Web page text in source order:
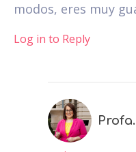
modos, eres muy
Log in to Reply